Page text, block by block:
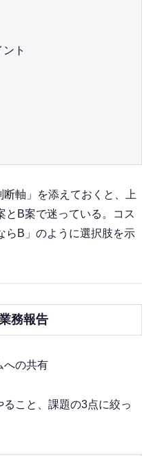
ト
断軸」を添えておくと、上
とB案で迷っている。コス
らB」のように選択肢を示
務報告
への共有
こと、課題の3点に絞っ